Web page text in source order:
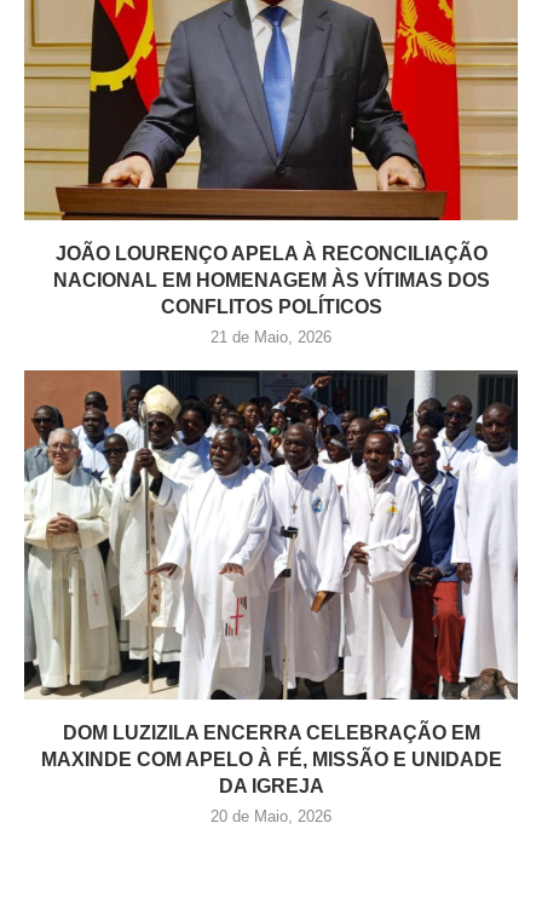
JOÃO LOURENÇO APELA À RECONCILIAÇÃO
NACIONAL EM HOMENAGEM ÀS VÍTIMAS DOS
CONFLITOS POLÍTICOS
21 de Maio, 2026
DOM LUZIZILA ENCERRA CELEBRAÇÃO EM
MAXINDE COM APELO À FÉ, MISSÃO E UNIDADE
DA IGREJA
20 de Maio, 2026